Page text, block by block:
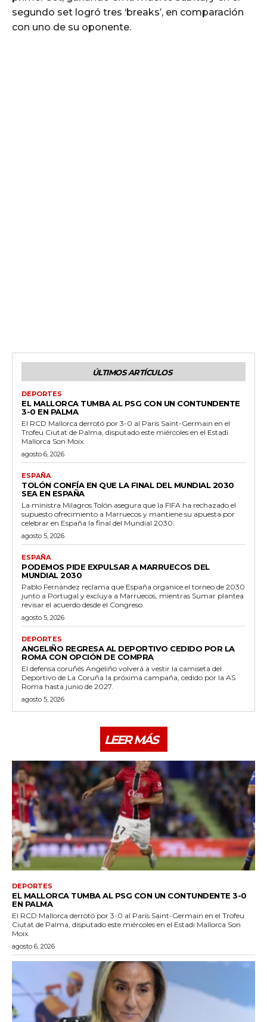
segundo set logró tres ‘breaks’, en comparación
con uno de su oponente.
ÚLTIMOS ARTÍCULOS
DEPORTES
EL MALLORCA TUMBA AL PSG CON UN CONTUNDENTE
3-0 EN PALMA
El RCD Mallorca derrotó por 3-0 al París Saint-Germain en el
Trofeu Ciutat de Palma, disputado este miércoles en el Estadi
Mallorca Son Moix.
agosto 6, 2026
ESPAÑA
TOLÓN CONFÍA EN QUE LA FINAL DEL MUNDIAL 2030
SEA EN ESPAÑA
La ministra Milagros Tolón asegura que la FIFA ha rechazado el
supuesto ofrecimiento a Marruecos y mantiene su apuesta por
celebrar en España la final del Mundial 2030.
agosto 5, 2026
ESPAÑA
PODEMOS PIDE EXPULSAR A MARRUECOS DEL
MUNDIAL 2030
Pablo Fernández reclama que España organice el torneo de 2030
junto a Portugal y excluya a Marruecos, mientras Sumar plantea
revisar el acuerdo desde el Congreso.
agosto 5, 2026
DEPORTES
ANGELIÑO REGRESA AL DEPORTIVO CEDIDO POR LA
ROMA CON OPCIÓN DE COMPRA
El defensa coruñés Angeliño volverá a vestir la camiseta del
Deportivo de La Coruña la próxima campaña, cedido por la AS
Roma hasta junio de 2027.
agosto 5, 2026
LEER MÁS
DEPORTES
EL MALLORCA TUMBA AL PSG CON UN CONTUNDENTE 3-0
EN PALMA
El RCD Mallorca derrotó por 3-0 al París Saint-Germain en el Trofeu
Ciutat de Palma, disputado este miércoles en el Estadi Mallorca Son
Moix.
agosto 6, 2026